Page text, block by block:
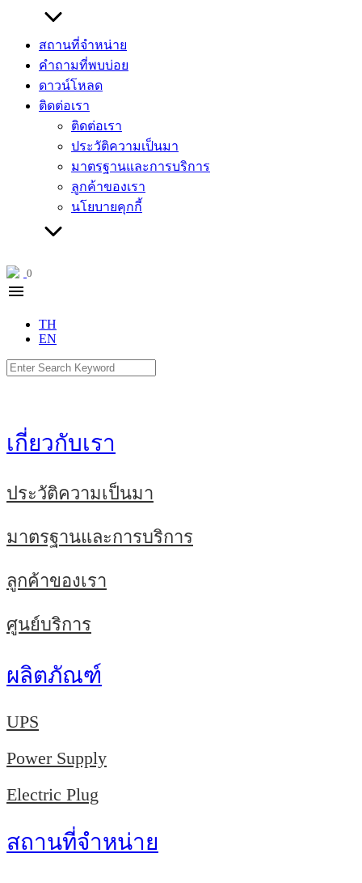
สถานที่จำหน่าย
คำถามที่พบบ่อย
ดาวน์โหลด
ติดต่อเรา
ติดต่อเรา
ประวัติความเป็นมา
มาตรฐานและการบริการ
ลูกค้าของเรา
นโยบายคุกกี้
0
menu
TH
EN
Search
for:
เกี่ยวกับเรา
ประวัติความเป็นมา
มาตรฐานและการบริการ
ลูกค้าของเรา
ศูนย์บริการ
ผลิตภัณฑ์
UPS
Power Supply
Electric Plug
สถานที่จำหน่าย